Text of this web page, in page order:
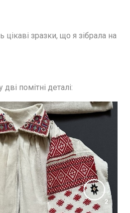
зразки, що я зібрала на
помітні деталі: